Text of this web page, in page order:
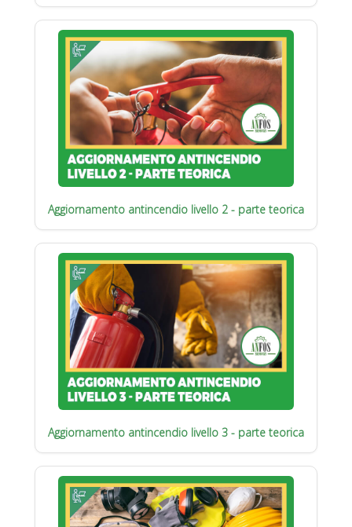
Aggiornamento antincendio livello 2 - parte teorica
Aggiornamento antincendio livello 3 - parte teorica